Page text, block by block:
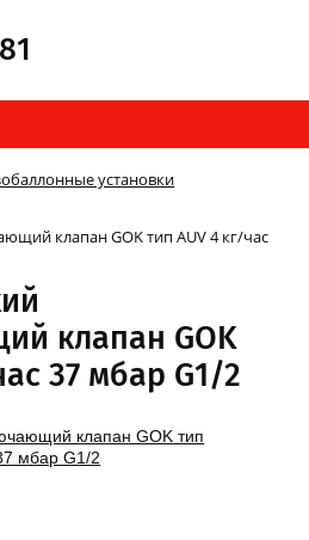
установки
клапан GOK тип AUV 4 кг/час
клапан GOK
37 мбар G1/2